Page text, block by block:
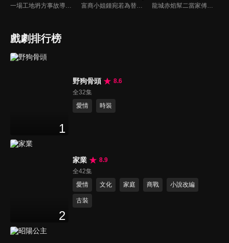
一場工地坍方事故導致尤尤家破人亡。衝動之下前去尋仇，卻誤傷安國軒之子齊東，被迫遠走他鄉。齊東暗中救她，隱瞞身世守護多年，只為揭開父親的陰謀。五年後，尤尤化名歸來，捲入星耀集團繼承權爭鬥。她與齊東歷經誤解與聯手，終查明父母冤案。真相大白，惡人伏法，兩人攜手走出黑暗，迎來光明未來。 富商小姐鍾宛若為替未婚夫劉子潤復仇，假意投誠敵對的夏軍，卻不料遭到夏軍少帥沐少離威脅強娶，由此各懷算計的倆人成為了夫妻，並在一系列鬥智鬥勇的婚後生活中愛上了彼此。而就在兩人濃情時，鍾宛若意外得知了沐少離的真實身份，在彼此的不信任和軍閥爭霸的陰謀下，相愛的倆人開始了互相折磨 。 龍城赤焰幫二當家傅雲月不顧哥哥傅雲崢的阻攔，偽裝身分接近沈家少爺沈西澤，為母報仇刺殺沈家老爺沈文德時，竟發現其中隱藏著更深的秘密。
戲劇排行榜
1
野狗骨頭
8.6
全32集
愛情
時裝
2
家業
8.9
全42集
愛情
文化 家庭 商戰 小說改編
古裝